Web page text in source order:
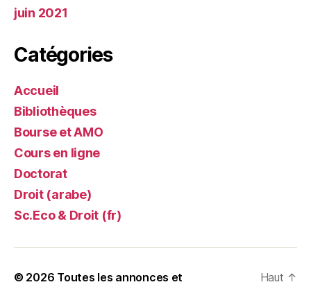
juin 2021
Catégories
Accueil
Bibliothèques
Bourse et AMO
Cours en ligne
Doctorat
Droit (arabe)
Sc.Eco & Droit (fr)
© 2026 Toutes les annonces et
Haut ↑